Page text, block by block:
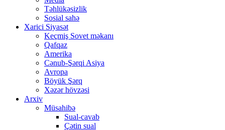
Təhlükəsizlik
Sosial sahə
Xarici Siyasət
Keçmiş Sovet məkanı
Qafqaz
Amerika
Cənub-Şərqi Asiya
Avropa
Böyük Şərq
Xəzər hövzəsi
Arxiv
Müsahibə
Sual-cavab
Çətin sual